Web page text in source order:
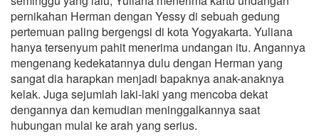
pernikahan Herman dengan Yessy di sebuah gedung
pertemuan paling bergengsi di kota Yogyakarta. Yuliana
hanya tersenyum pahit menerima undangan itu. Angannya
mengenang kedekatannya dulu dengan Herman yang
sangat dia harapkan menjadi bapaknya anak-anaknya
kelak. Juga sejumlah laki-laki yang mencoba dekat
dengannya dan kemudian meninggalkannya saat
hubungan mulai ke arah yang serius.